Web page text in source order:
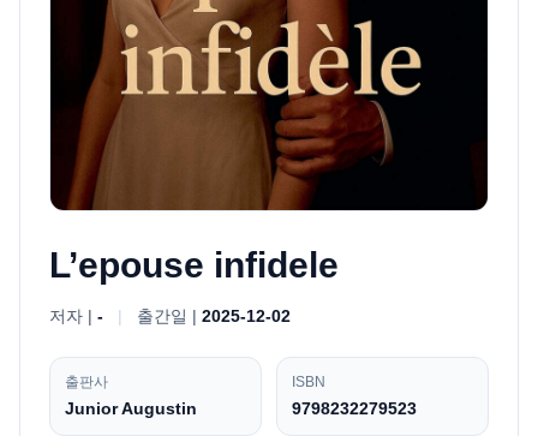
L’epouse infidele
저자 | - | 출간일 | 2025-12-02
출판사
Junior Augustin
ISBN
9798232279523